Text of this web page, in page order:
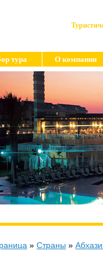
тура О компании
» Страны »